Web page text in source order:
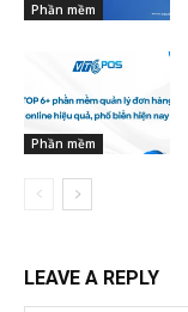
Phần mềm
Phần mềm
LEAVE A REPLY